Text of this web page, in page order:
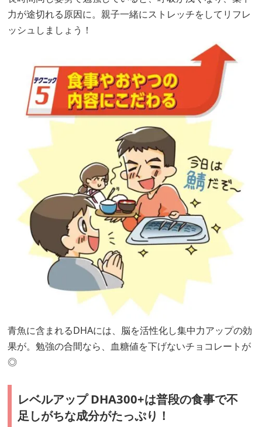
力が途切れる原因に。親子一緒にストレッチをしてリフレ
ッシュしましょう！
青魚に含まれるDHAには、脳を活性化し集中力アップの効
果が。勉強の合間なら、血糖値を下げないチョコレートが
◎
レベルアップ DHA300+は普段の食事で不
足しがちな成分がたっぷり！